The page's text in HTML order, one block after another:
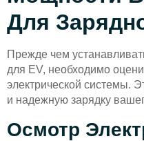
Для
Прежде чем
для EV, необходимо
электрической системы.
и надежную зарядку
Осмотр